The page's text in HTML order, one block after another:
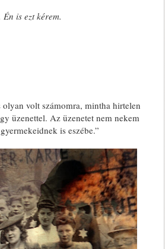
Én is ezt kérem.
volt számomra, mintha hirtelen
üzenettel. Az üzenetet nem nekem
is eszébe.”